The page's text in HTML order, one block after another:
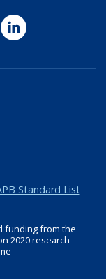
LinkedIn
Standard List
funding from the
2020 research